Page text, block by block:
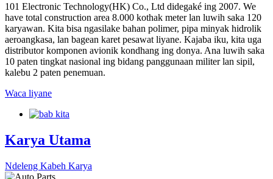
101 Electronic Technology(HK) Co., Ltd didegaké ing 2007. We
have total construction area 8.000 kothak meter lan luwih saka 120
karyawan. Kita bisa ngasilake bahan polimer, pipa minyak hidrolik
aeroangkasa, lan bagean karet pesawat liyane. Kajaba iku, kita uga
distributor komponen avionik kondhang ing donya. Ana luwih saka
10 paten tingkat nasional ing bidang panggunaan militer lan sipil,
kalebu 2 paten penemuan.
Waca liyane
Karya Utama
Ndeleng Kabeh Karya